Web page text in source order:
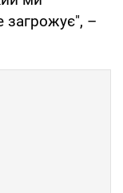
загрожує", –